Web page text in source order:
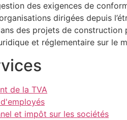
des exigences de
dirigées depuis
des projets de
et réglementaire sur le
de la TVA
et impôt sur les sociétés